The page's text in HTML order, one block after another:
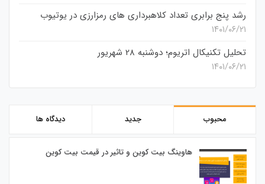
رشد پنج برابری تعداد کلاهبرداری های رمزارزی در یوتیوب
۱۴۰۱/۰۶/۲۱
تحلیل تکنیکال اتریوم؛ دوشنبه 28 شهریور
۱۴۰۱/۰۶/۲۱
محبوب جدید دیدگاه ها
هاوینگ بیت کوین و تاثیر در قیمت بیت کوین